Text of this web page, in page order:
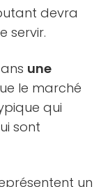
devra
servir.
une
le marché
qui
sont
un